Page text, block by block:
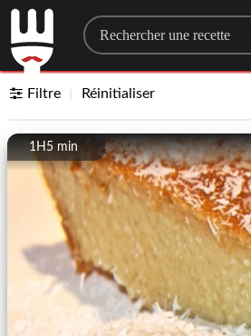
Search for a recipe
Filtre Réinitialiser
1H5 min